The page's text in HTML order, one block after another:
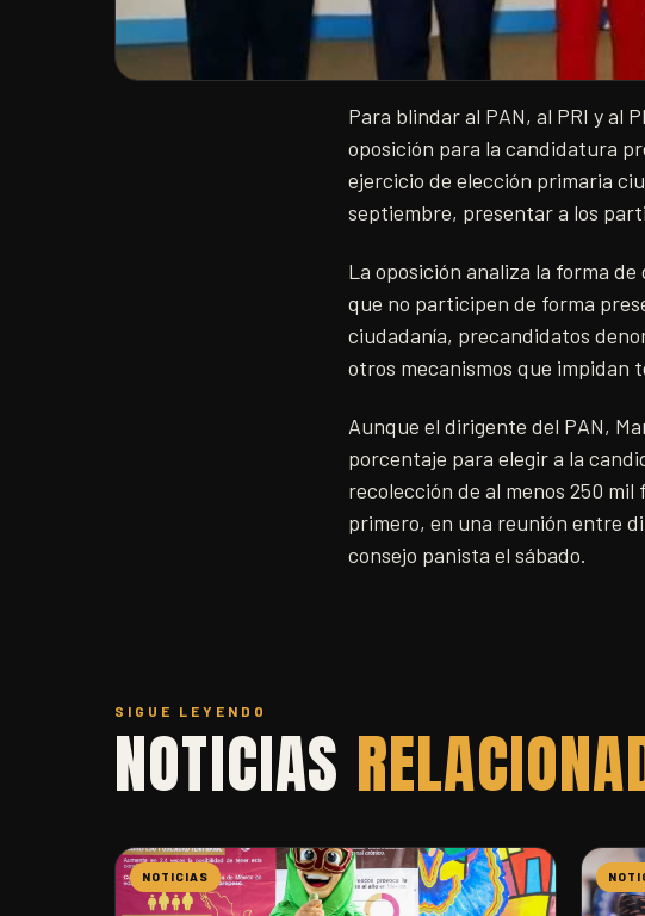
Para blindar al PAN, al PRI y al
oposición para la candidatura
ejercicio de elección primaria
septiembre, presentar a los
La oposición analiza la forma
que no participen de forma
ciudadanía, precandidatos
otros mecanismos que impidan
Aunque el dirigente del PAN,
porcentaje para elegir a la
recolección de al menos 250
primero, en una reunión entre
consejo panista el sábado.
SIGUE LEYENDO
NOTICIAS
NOTICIAS